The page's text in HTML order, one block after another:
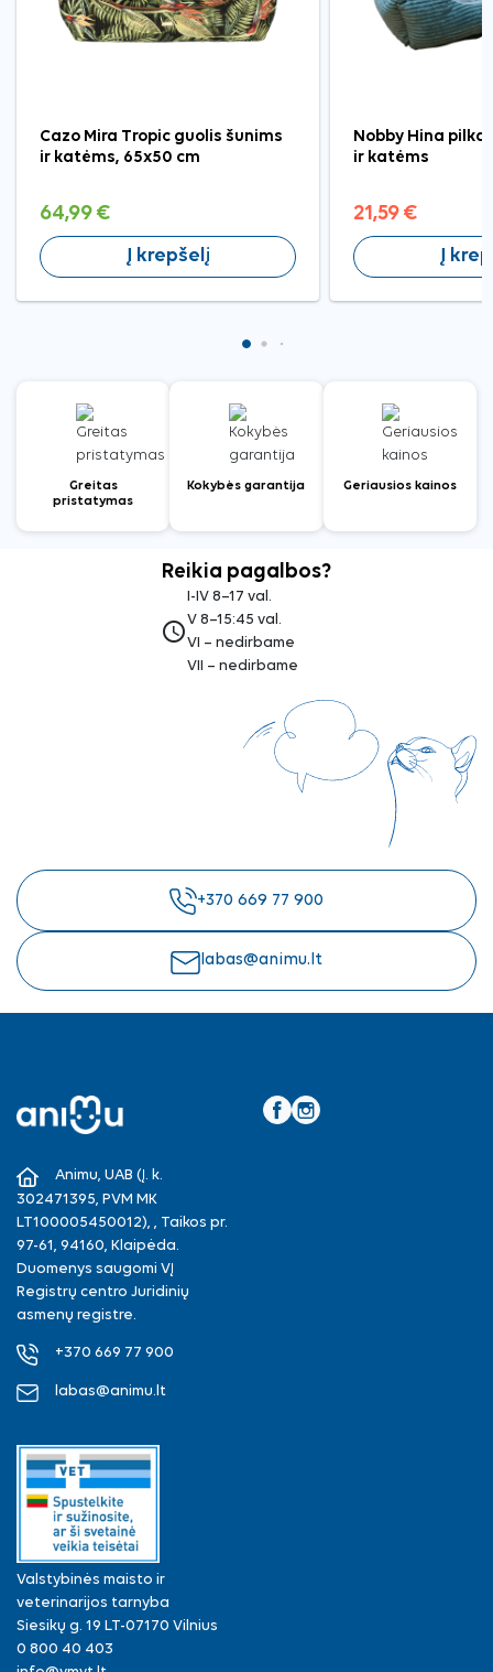
Cazo Mira Tropic guolis šunims
ir katėms, 65x50 cm
64,99 €
Į krepšelį
Nobby Hina
ir katėms
21,59 €
Į
Greitas
pristatymas
Kokybės garantija Geriausios kainos
Reikia pagalbos?
access_time
I-IV 8–17 val.
V 8–15:45 val.
VI – nedirbame
VII – nedirbame
+370 669 77 900
labas@animu.lt
Animu, UAB (Į. k.
302471395, PVM MK
LT100005450012), , Taikos pr.
97-61, 94160, Klaipėda.
Duomenys saugomi VĮ
Registrų centro Juridinių
asmenų registre.
+370 669 77 900
labas@animu.lt
Valstybinės maisto ir
veterinarijos tarnyba
Siesikų g. 19 LT-07170 Vilnius
0 800 40 403